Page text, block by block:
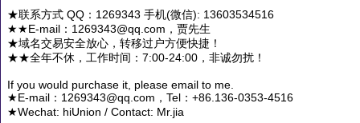
★联系方式 QQ：1269343 手机(微信): 13603534516
★★E-mail：1269343@qq.com，贾先生
★域名交易安全放心，转移过户方便快捷！
★★全年不休，工作时间：7:00-24:00，非诚勿扰！
If you would purchase it, please email to me.
★E-mail：1269343@qq.com，Tel：+86.136-0353-4516
★Wechat: hiUnion / Contact: Mr.jia